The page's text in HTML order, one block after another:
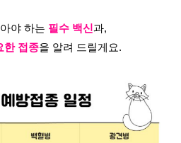
야 하는 필수 백신과,
한 접종을 알려 드릴게요.